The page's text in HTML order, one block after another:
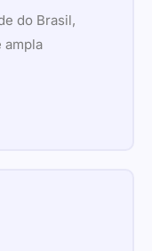
do Brasil,
ampla